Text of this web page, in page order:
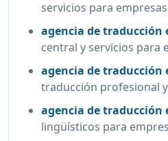
servicios para
agencia de traducción
central y servicios para
agencia de traducción
traducción profesional
agencia de traducción
lingüísticos para